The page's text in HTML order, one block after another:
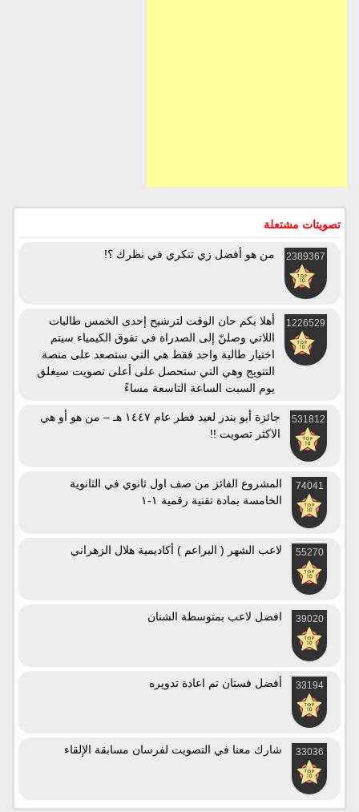
تصويتات مشتعلة
2389367 من هو أفضل زي تنكري في نظرك ؟!
1226529
أهلا بكم حان الوقت لترشيح إحدى الخمس طالبات
اللاتي وصلنّ إلى الصدراة في تفوق الكيمياء سيتم
اختيار طالبة واحد فقط هي التي ستصعد على منصة
التتويج وهي التي ستحصل على أعلى تصويت سيغلق
يوم السبت الساعة التاسعة مساءً
531812
جائزة أبو بندر لعيد فطر عام ١٤٤٧ هـ – من هو أو هي
الاكثر تصويت !!
74041
المشروع الفائز من صف اول ثانوي في الثانوية
الخامسة بمادة تقنية رقمية ١-١
55270 لاعب الشهر ( البراعم ) أكاديمية هلال الزهراني
39020 افضل لاعب بمتوسطة الشنان
33194 أفضل فستان تم اعادة تدويره
33036 شارك معنا في التصويت لفرسان مسابقة الإلقاء